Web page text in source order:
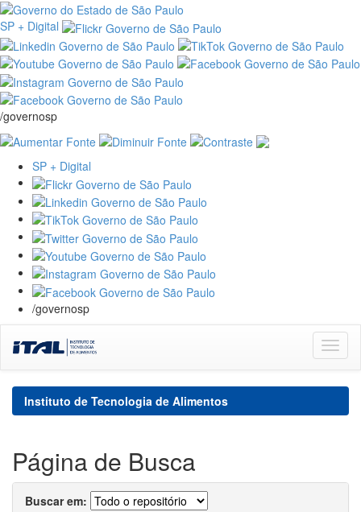
SP + Digital
/governosp
SP + Digital
/governosp
navigation
Instituto de Tecnologia de Alimentos
Página de Busca
Buscar em: